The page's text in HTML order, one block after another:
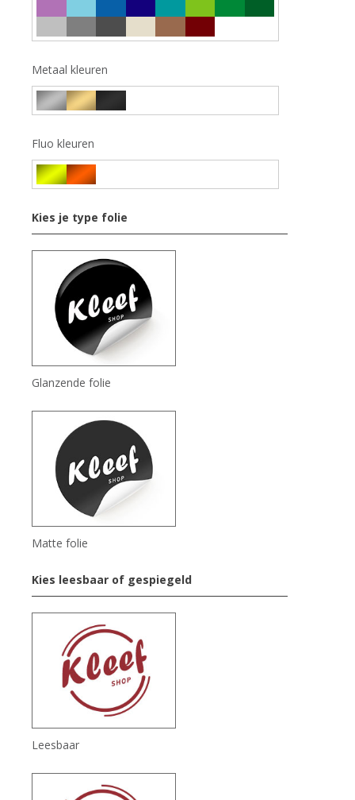
Metaal kleuren
Fluo kleuren
Kies je type folie
Glanzende folie
Matte folie
Kies leesbaar of gespiegeld
Leesbaar